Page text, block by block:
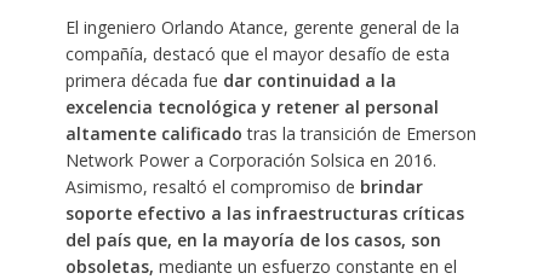
El ingeniero Orlando Atance, gerente general de la
compañía, destacó que el mayor desafío de esta
primera década fue dar continuidad a la
excelencia tecnológica y retener al personal
altamente calificado tras la transición de Emerson
Network Power a Corporación Solsica en 2016.
Asimismo, resaltó el compromiso de brindar
soporte efectivo a las infraestructuras críticas
del país que, en la mayoría de los casos, son
obsoletas, mediante un esfuerzo constante en el